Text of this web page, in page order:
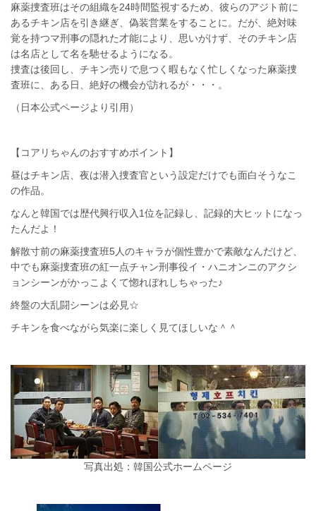
麻薬捜査班はその組織を24時間監視するため、彼らのアジト前に
あるチキン店を引き継ぎ、偽装営業をすることに。だが、絶対味
覚を持つマ刑事の隠れた才能により、思いがけず、そのチキン店
は名店として名を馳せるようになる。
捜査は後回し、チキン売りで息つく暇もなく忙しくなった麻薬捜
査班に、ある日、絶好の機会が訪れるが・・・。
（日本公式ページより引用）
【コアリちゃんのおすすめポイント】
昼はチキン店、夜は潜入捜査官という設定だけでも面白そうなこ
の作品。
なんと韓国では歴代興行収入1位を記録し、記録的大ヒットになっ
たんだよ！
解散寸前の麻薬捜査班5人のキャラが個性豊かで素敵なんだけど、
中でも麻薬捜査班の紅一点チャン刑事役イ・ハニオンニのアクシ
ョンシーンがかっこよくて惚れぼれしちゃった♪
終盤の大乱闘シーンは必見☆
チキンを食べながら気楽に楽しく見てほしいな＾＾
写真出処：韓国公式ホームページ